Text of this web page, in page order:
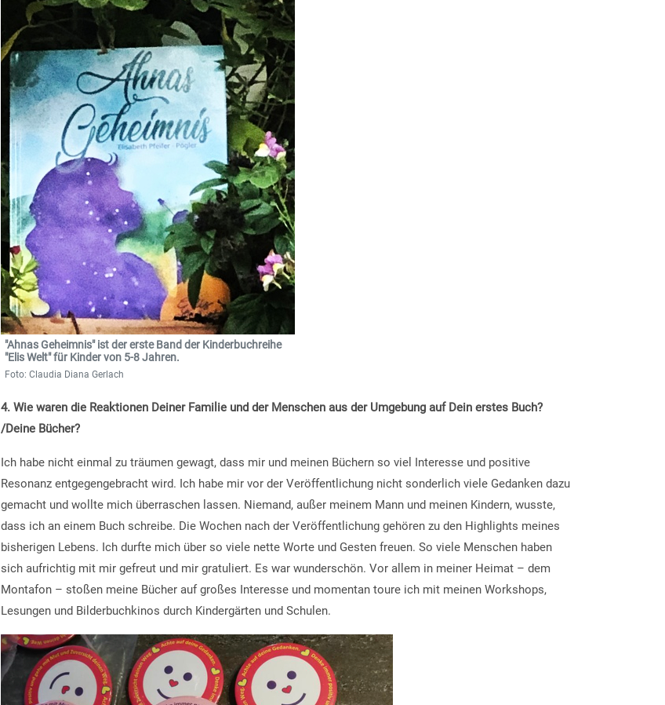
"Ahnas Geheimnis" ist der erste Band der Kinderbuchreihe
"Elis Welt" für Kinder von 5-8 Jahren.
Foto: Claudia Diana Gerlach
4. Wie waren die Reaktionen Deiner Familie und der Menschen aus der Umgebung auf Dein erstes Buch?
/Deine Bücher?
Ich habe nicht einmal zu träumen gewagt, dass mir und meinen Büchern so viel Interesse und positive
Resonanz entgegengebracht wird. Ich habe mir vor der Veröffentlichung nicht sonderlich viele Gedanken dazu
gemacht und wollte mich überraschen lassen. Niemand, außer meinem Mann und meinen Kindern, wusste,
dass ich an einem Buch schreibe. Die Wochen nach der Veröffentlichung gehören zu den Highlights meines
bisherigen Lebens. Ich durfte mich über so viele nette Worte und Gesten freuen. So viele Menschen haben
sich aufrichtig mit mir gefreut und mir gratuliert. Es war wunderschön. Vor allem in meiner Heimat – dem
Montafon – stoßen meine Bücher auf großes Interesse und momentan toure ich mit meinen Workshops,
Lesungen und Bilderbuchkinos durch Kindergärten und Schulen.